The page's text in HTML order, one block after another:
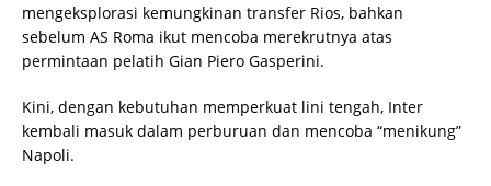
mengeksplorasi kemungkinan transfer Rios, bahkan
sebelum AS Roma ikut mencoba merekrutnya atas
permintaan pelatih Gian Piero Gasperini.
Kini, dengan kebutuhan memperkuat lini tengah, Inter
kembali masuk dalam perburuan dan mencoba “menikung”
Napoli.